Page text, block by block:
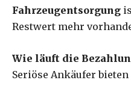
Fahrzeugentsorgung
Restwert mehr
Wie läuft die
Seriöse Ankäufer